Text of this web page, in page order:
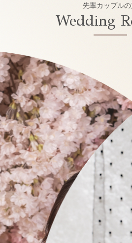
先輩カップル
Wedding